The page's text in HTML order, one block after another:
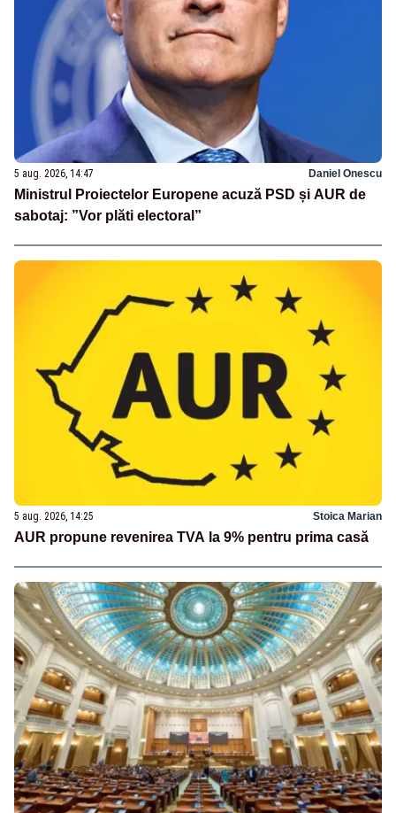
5 aug. 2026, 14:47 Daniel Onescu
Ministrul Proiectelor Europene acuză PSD și AUR de
sabotaj: ”Vor plăti electoral”
5 aug. 2026, 14:25 Stoica Marian
AUR propune revenirea TVA la 9% pentru prima casă